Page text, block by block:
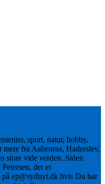
sport, natur, hobby,
fra Aabenraa, Haderslev,
store vide verden. Siden
der er
på ep@sydnyt.dk hvis Du har